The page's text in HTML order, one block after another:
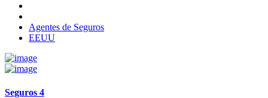
Agentes de Seguros
EEUU
Seguros 4